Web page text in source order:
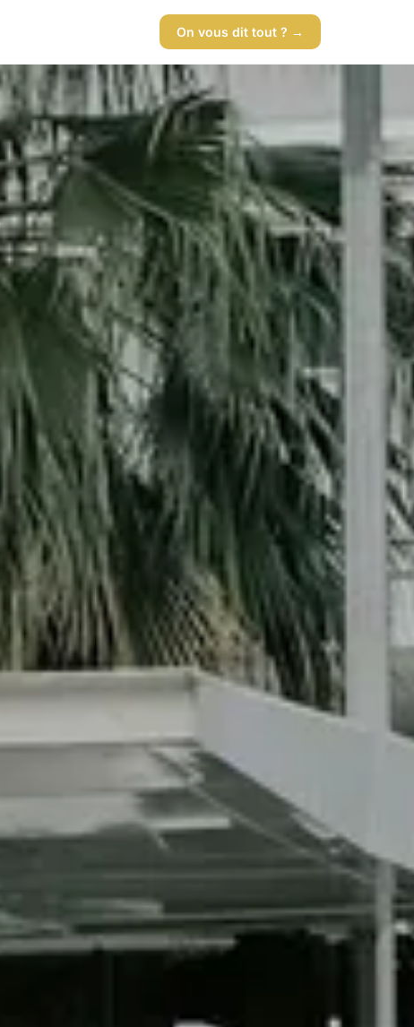
On vous dit tout ? →